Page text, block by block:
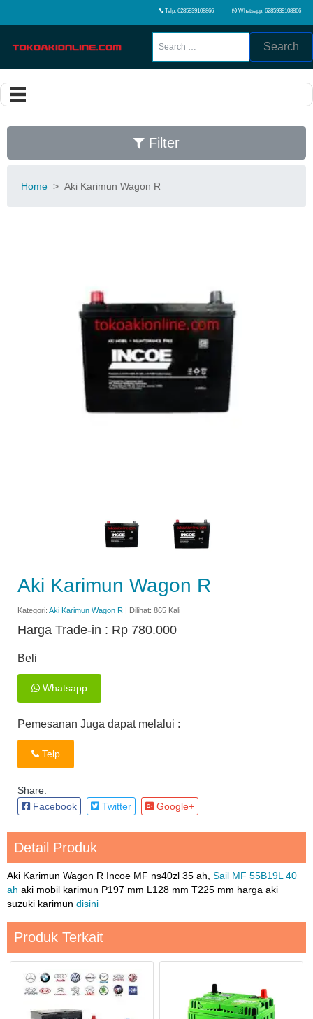
Telp: 6285939108866 Whatsapp: 6285939108866
Search
Filter
Home > Aki Karimun Wagon R
Aki Karimun Wagon R
Kategori: Aki Karimun Wagon R | Dilihat: 865 Kali
Harga Trade-in : Rp 780.000
Beli
Whatsapp
Pemesanan Juga dapat melalui :
Telp
Share:
Facebook
Twitter Google+
Detail Produk
Aki Karimun Wagon R Incoe MF ns40zl 35 ah, Sail MF 55B19L 40
ah aki mobil karimun P197 mm L128 mm T225 mm harga aki
suzuki karimun disini
Produk Terkait